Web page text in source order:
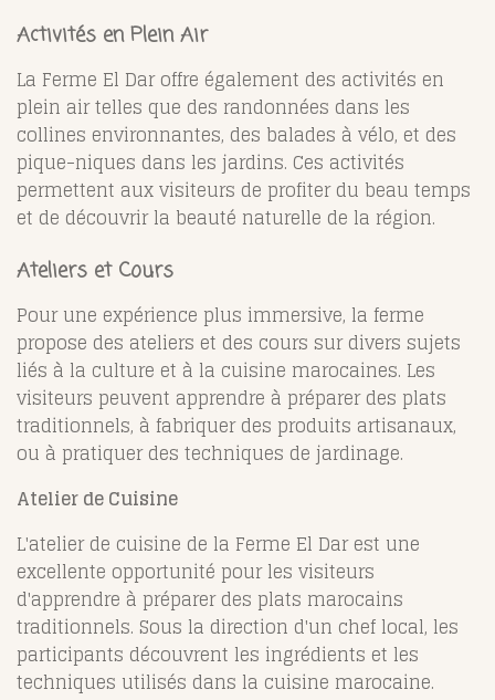
Activités en Plein Air
La Ferme El Dar offre également des activités en
plein air telles que des randonnées dans les
collines environnantes, des balades à vélo, et des
pique-niques dans les jardins. Ces activités
permettent aux visiteurs de profiter du beau temps
et de découvrir la beauté naturelle de la région.
Ateliers et Cours
Pour une expérience plus immersive, la ferme
propose des ateliers et des cours sur divers sujets
liés à la culture et à la cuisine marocaines. Les
visiteurs peuvent apprendre à préparer des plats
traditionnels, à fabriquer des produits artisanaux,
ou à pratiquer des techniques de jardinage.
Atelier de Cuisine
L'atelier de cuisine de la Ferme El Dar est une
excellente opportunité pour les visiteurs
d'apprendre à préparer des plats marocains
traditionnels. Sous la direction d'un chef local, les
participants découvrent les ingrédients et les
techniques utilisés dans la cuisine marocaine.